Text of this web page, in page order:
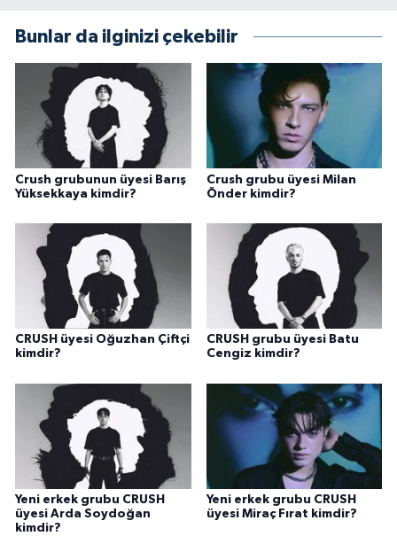
Bunlar da ilginizi çekebilir
Crush grubunun üyesi Barış
Yüksekkaya kimdir?
Crush grubu üyesi Milan
Önder kimdir?
CRUSH üyesi Oğuzhan Çiftçi
kimdir?
CRUSH grubu üyesi Batu
Cengiz kimdir?
Yeni erkek grubu CRUSH
üyesi Arda Soydoğan
kimdir?
Yeni erkek grubu CRUSH
üyesi Miraç Fırat kimdir?